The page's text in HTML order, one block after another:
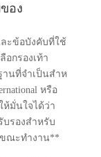
อง
ะข้อบังคับที่ใช้
อกรองเท้า
านที่จําเป็นสําห
หรือ
มั่นใจได้ว่า
รองสําหรับ
ณะทํางาน**